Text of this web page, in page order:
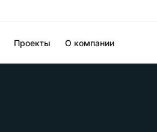
Проекты О компании